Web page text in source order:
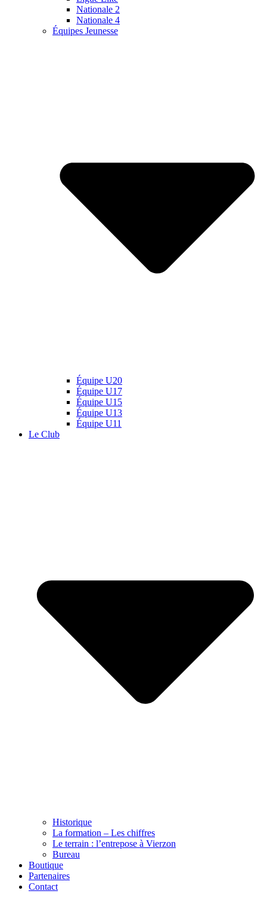
Nationale 2
Nationale 4
Équipes Jeunesse
Équipe U20
Équipe U17
Équipe U15
Équipe U13
Équipe U11
Le Club
Historique
La formation – Les chiffres
Le terrain : l’entrepose à Vierzon
Bureau
Boutique
Partenaires
Contact